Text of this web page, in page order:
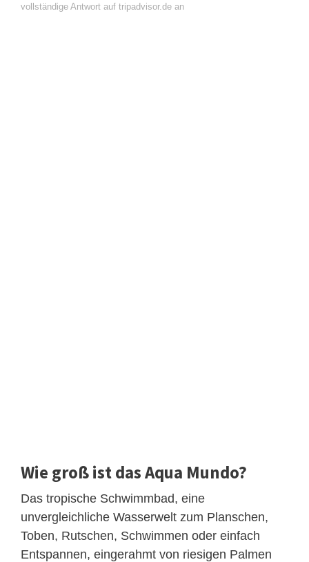
vollständige Antwort auf tripadvisor.de an
Wie groß ist das Aqua Mundo?
Das tropische Schwimmbad, eine
unvergleichliche Wasserwelt zum Planschen,
Toben, Rutschen, Schwimmen oder einfach
Entspannen, eingerahmt von riesigen Palmen